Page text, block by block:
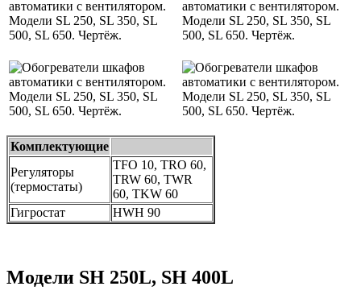
Комплектующие
Регуляторы
(термостаты)
TFO 10, TRO 60,
TRW 60, TWR
60, TKW 60
Гигростат
HWH 90
Модели SH 250L, SH 400L